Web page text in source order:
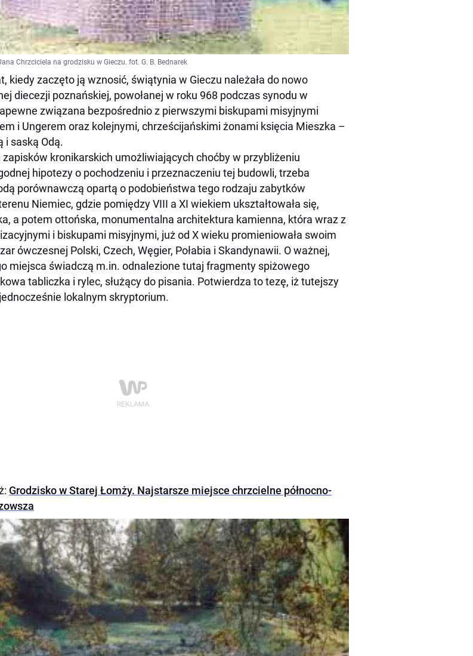
Chrzciciela na grodzisku w Gieczu. fot. G. B. Bednarek
kiedy zaczęto ją wznosić, świątynia w Gieczu należała do nowo
diecezji poznańskiej, powołanej w roku 968 podczas synodu w
związana bezpośrednio z pierwszymi biskupami misyjnymi
i Ungerem oraz kolejnymi, chrześcijańskimi żonami księcia Mieszka –
i saską Odą.
zapisków kronikarskich umożliwiających choćby w przybliżeniu
hipotezy o pochodzeniu i przeznaczeniu tej budowli, trzeba
porównawczą opartą o podobieństwa tego rodzaju zabytków
Niemiec, gdzie pomiędzy VIII a XI wiekiem ukształtowała się,
a potem ottońska, monumentalna architektura kamienna, która wraz z
i biskupami misyjnymi, już od X wieku promieniowała swoim
ówczesnej Polski, Czech, Węgier, Połabia i Skandynawii. O ważnej,
miejsca świadczą m.in. odnalezione tutaj fragmenty spiżowego
tabliczka i rylec, służący do pisania. Potwierdza to tezę, iż tutejszy
jednocześnie lokalnym skryptorium.
Grodzisko w Starej Łomży. Najstarsze miejsce chrzcielne północno-